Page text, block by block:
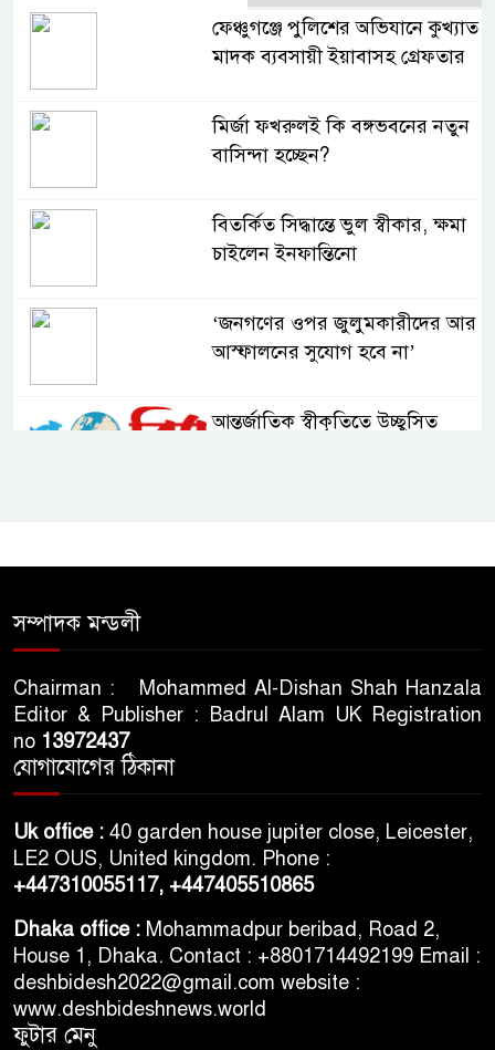
ফেঞ্চুগঞ্জে পুলিশের অভিযানে কুখ্যাত
মাদক ব্যবসায়ী ইয়াবাসহ গ্রেফতার
মির্জা ফখরুলই কি বঙ্গভবনের নতুন
বাসিন্দা হচ্ছেন?
বিতর্কিত সিদ্ধান্তে ভুল স্বীকার, ক্ষমা
চাইলেন ইনফান্তিনো
‘জনগণের ওপর জুলুমকারীদের আর
আস্ফালনের সুযোগ হবে না’
আন্তর্জাতিক স্বীকৃতিতে উচ্ছ্বসিত
ভারতের স্বাধীনতা দিবসকে ‘ইন্ডিয়া
দুর্বল হয়েছে: ওয়াংচুক
জামায়াত জোটের
সম্পাদক মন্ডলী
Chairman : Mohammed Al-Dishan Shah Hanzala
Editor & Publisher : Badrul Alam UK Registration
no 13972437
যোগাযোগের ঠিকানা
Uk office : 40 garden house jupiter close, Leicester,
LE2 OUS, United kingdom. Phone :
+447310055117, +447405510865
Dhaka office : Mohammadpur beribad, Road 2,
House 1, Dhaka. Contact : +8801714492199 Email :
deshbidesh2022@gmail.com website :
www.deshbideshnews.world
ফুটার মেনু